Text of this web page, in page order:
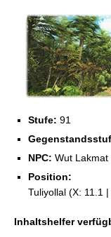
Stufe: 91
NPC: Wut Lakmat
Position:
Tuliyollal (X: 11.1 |
Inhaltshelfer